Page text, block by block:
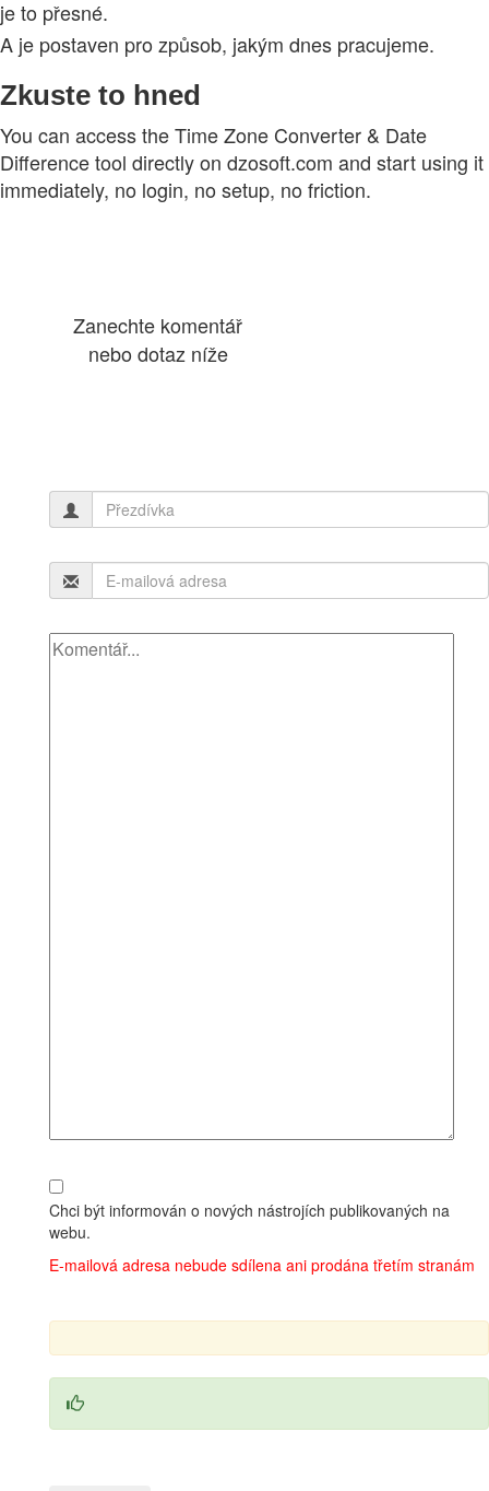
je to přesné.
A je postaven pro způsob, jakým dnes pracujeme.
Zkuste to hned
You can access the Time Zone Converter & Date
Difference tool directly on dzosoft.com and start using it
immediately, no login, no setup, no friction.
Zanechte komentář
nebo dotaz níže
Chci být informován o nových nástrojích publikovaných na
webu.
E-mailová adresa nebude sdílena ani prodána třetím stranám